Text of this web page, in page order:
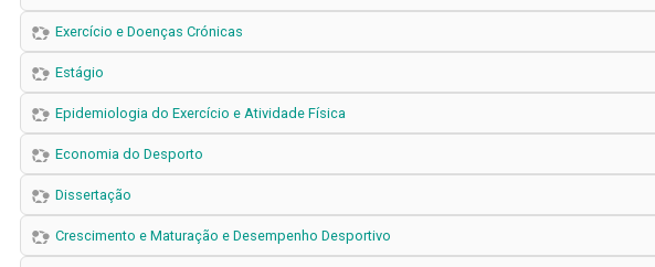
Exercício e Doenças Crónicas
Estágio
Epidemiologia do Exercício e Atividade Física
Economia do Desporto
Dissertação
Crescimento e Maturação e Desempenho Desportivo